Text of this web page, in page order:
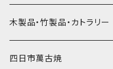
無添加瓶シロップ
その他かき氷用品
ドライアイス15ｋｇ
ドライアイス20ｋｇ
木製品・竹製品・カトラリー
四日市萬古焼